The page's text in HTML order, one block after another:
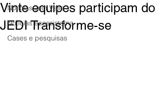
Notícias Join.Valle
Notícias ecossistema
Cases e pesquisas
Vinte equipes participam do
JEDI Transforme-se